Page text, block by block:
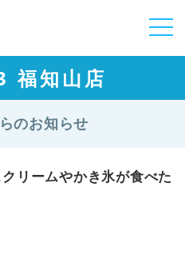
福知山店
のお知らせ
リームやかき氷が食べた